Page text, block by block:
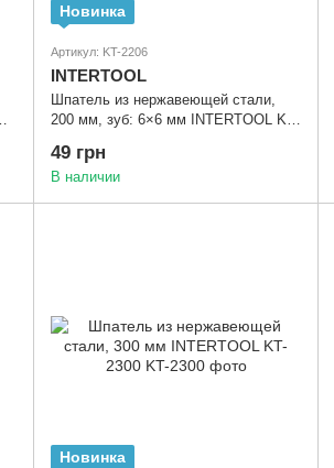
Новинка
Артикул: KT-2206
INTERTOOL
Шпатель из нержавеющей стали,
200 мм, зуб: 6×6 мм INTERTOOL KT-
49 грн
В наличии
Новинка